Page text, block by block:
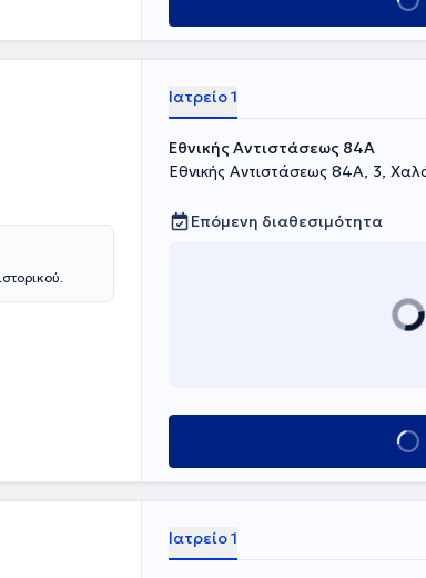
της Ισπανίας
της
για
Ιατρείο 1
Εθνικής Αντιστάσεως 84Α
Εθνικής Αντιστάσεως 84Α, 3,
Επόμενη διαθεσιμότητα
Κλείσε
Ιατρείο 1